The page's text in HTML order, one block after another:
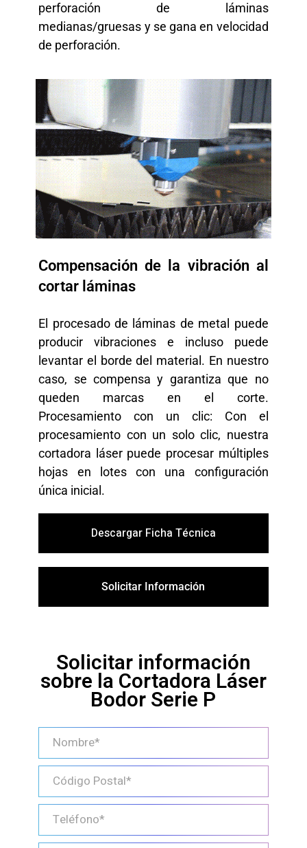
perforación de láminas
medianas/gruesas y se gana en velocidad
de perforación.
Compensación de la vibración al
cortar láminas
El procesado de láminas de metal puede
producir vibraciones e incluso puede
levantar el borde del material. En nuestro
caso, se compensa y garantiza que no
queden marcas en el corte.
Procesamiento con un clic: Con el
procesamiento con un solo clic, nuestra
cortadora láser puede procesar múltiples
hojas en lotes con una configuración
única inicial.
Descargar Ficha Técnica
Solicitar Información
Solicitar información
sobre la Cortadora Láser
Bodor Serie P